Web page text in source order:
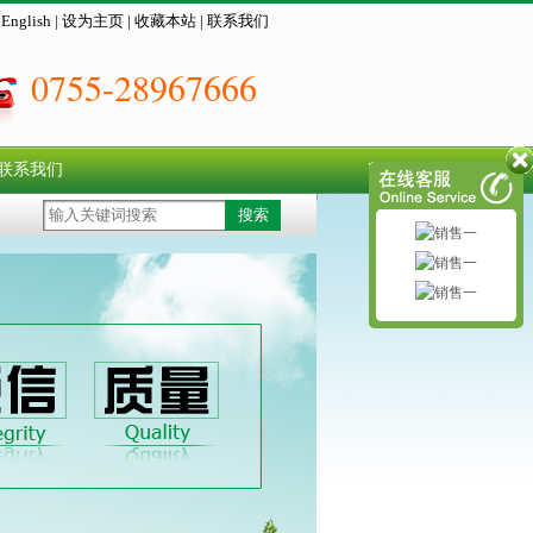
English | 设为主页 | 收藏本站 | 联系我们
0755-28967666
系我们